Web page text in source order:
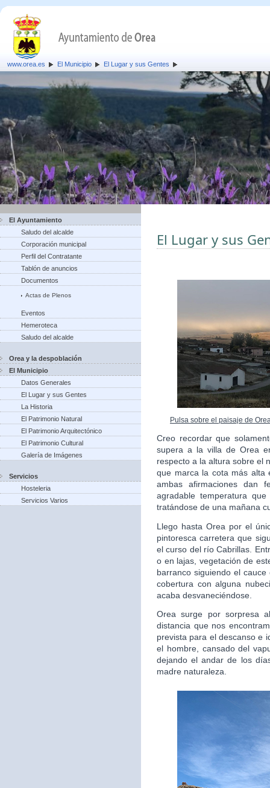
www.orea.es El Municipio El Lugar y sus Gentes
El Ayuntamiento
Saludo del alcalde
Corporación municipal
Perfil del Contratante
Tablón de anuncios
Documentos
Actas de Plenos
Eventos
Hemeroteca
Saludo del alcalde
Orea y la despoblación
El Municipio
Datos Generales
El Lugar y sus Gentes
La Historia
El Patrimonio Natural
El Patrimonio Arquitectónico
El Patrimonio Cultural
Galería de Imágenes
Servicios
Hosteleria
Servicios Varios
El Lugar y sus
Pulsa sobre el paisaje de
Creo recordar que
supera a la villa de Orea
respecto a la altura sobre el
que marca la cota más alta
ambas afirmaciones dan
agradable temperatura
tratándose de una mañana
Llego hasta Orea por el
pintoresca carretera que
el curso del río Cabrillas.
o en lajas, vegetación de
barranco siguiendo el
cobertura con alguna
acaba desvaneciéndose.
Orea surge por sorpresa
distancia que nos
prevista para el descanso e
el hombre, cansado del
dejando el andar de los
madre naturaleza.